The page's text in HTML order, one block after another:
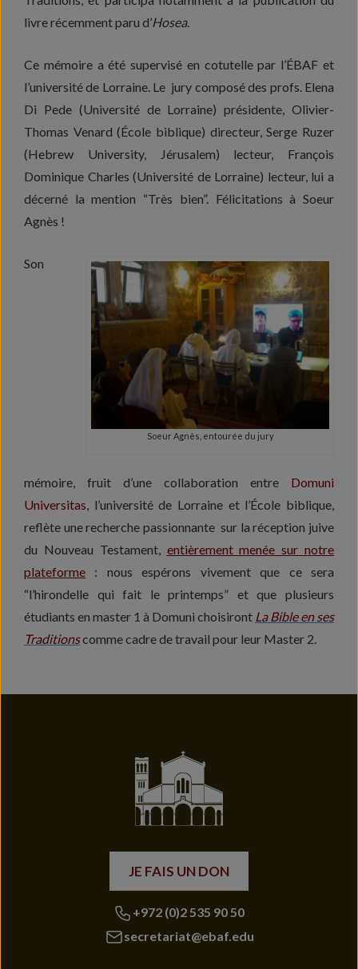
livre récemment paru d’Hosea.
Ce mémoire a été supervisé en cotutelle par l’ÉBAF et
l’université de Lorraine. Le jury composé des profs. Elena
Di Pede (Université de Lorraine) présidente, Olivier-
Thomas Venard (École biblique) directeur, Serge Ruzer
(Hebrew University, Jérusalem) lecteur, François
Dominique Charles (Université de Lorraine) lecteur, lui a
décerné la mention “Très bien”. Félicitations à Soeur
Agnès !
Soeur Agnès, entourée du jury
Son
mémoire, fruit d’une collaboration entre Domuni
Universitas, l’université de Lorraine et l’École biblique,
reflète une recherche passionnante sur la réception juive
du Nouveau Testament, entièrement menée sur notre
plateforme : nous espérons vivement que ce sera
“l’hirondelle qui fait le printemps” et que plusieurs
étudiants en master 1 à Domuni choisiront La Bible en ses
Traditionscomme cadre de travail pour leur Master 2.
JE FAIS UN DON
+972 (0)2 535 90 50
secretariat@ebaf.edu